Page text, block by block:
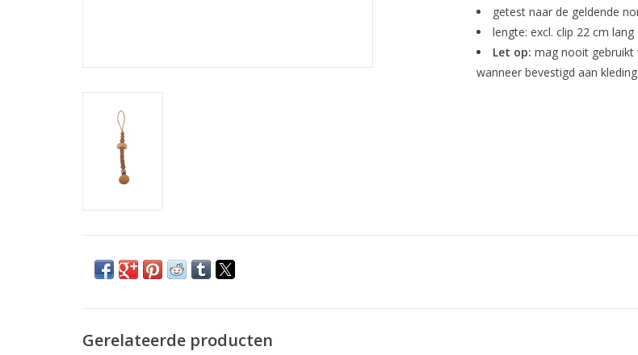
getest naar de geldende
lengte: excl. clip 22 cm lang
Let op: mag nooit gebruikt
wanneer bevestigd aan
Gerelateerde producten